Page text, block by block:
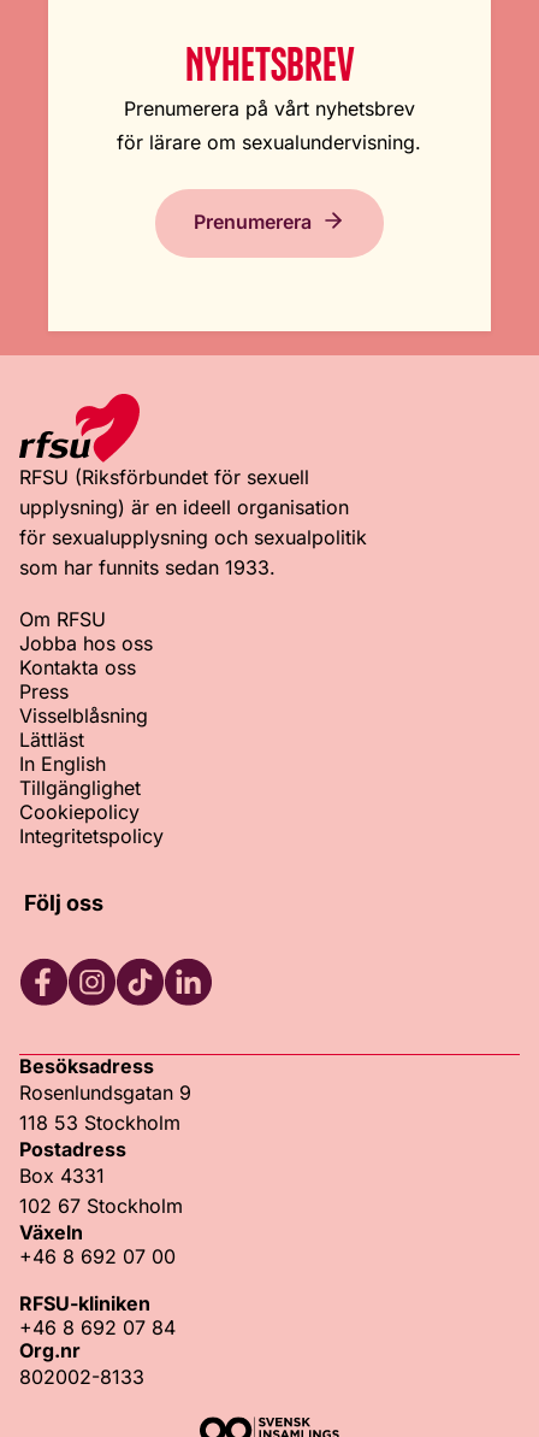
NYHETSBREV
Prenumerera på vårt nyhetsbrev
för lärare om sexualundervisning.
Prenumerera
RFSU (Riksförbundet för sexuell
upplysning) är en ideell organisation
för sexualupplysning och sexualpolitik
som har funnits sedan 1933.
Om RFSU
Jobba hos oss
Kontakta oss
Press
Visselblåsning
Lättläst
In English
Tillgänglighet
Cookiepolicy
Integritetspolicy
Följ oss
Besöksadress
Rosenlundsgatan 9
118 53 Stockholm
Postadress
Box 4331
102 67 Stockholm
Växeln
+46 8 692 07 00
RFSU-kliniken
+46 8 692 07 84
Org.nr
802002-8133